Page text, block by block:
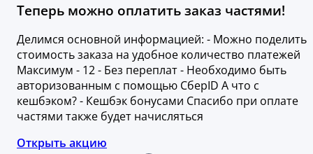
Теперь можно оплатить заказ частями!
Делимся основной информацией: - Можно поделить
стоимость заказа на удобное количество платежей
Максимум - 12 - Без переплат - Необходимо быть
авторизованным с помощью СберID А что с
кешбэком? - Кешбэк бонусами Спасибо при оплате
частями также будет начисляться
Открыть акцию